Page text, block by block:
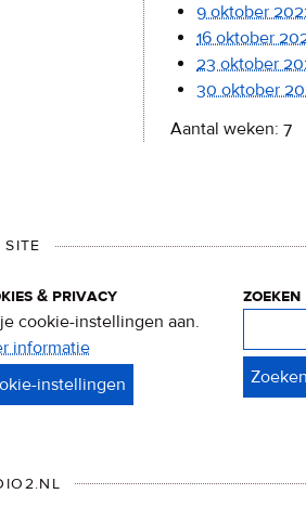
9 oktober
16 oktober
23 oktober
30 oktober
Aantal weken: 7
& privacy
je cookie-instellingen aan.
informatie
&
zoeken